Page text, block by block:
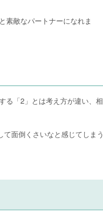
素敵なパートナーになれま
る「2」とは考え方が違い、相
面倒くさいなと感じてしまう